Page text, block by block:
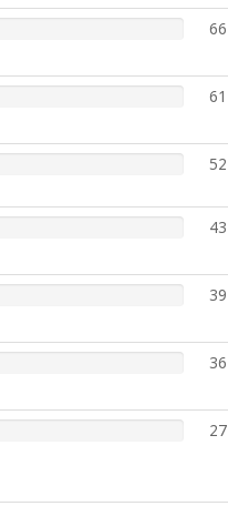
66
61
52
43
39
36
27